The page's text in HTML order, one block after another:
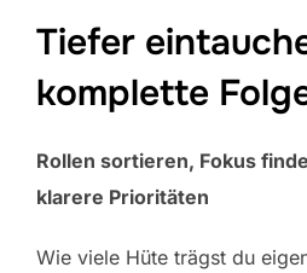
Tiefer
komplette
Rollen sortieren, Fokus
klarere Prioritäten
Wie viele Hüte trägst du